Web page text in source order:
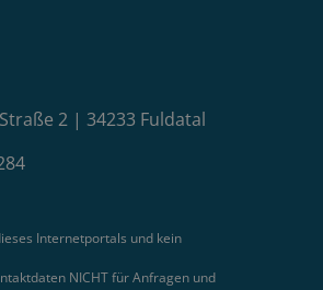
2 | 34233 Fuldatal
Internetportals und kein
NICHT für Anfragen und